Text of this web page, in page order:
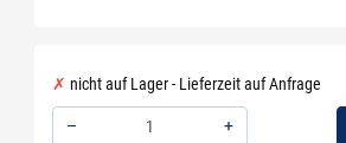
nicht auf Lager - Lieferzeit auf Anfrage
–
+